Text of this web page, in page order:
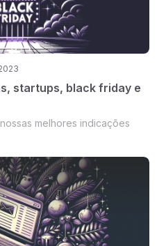
startups, black friday e
melhores indicações